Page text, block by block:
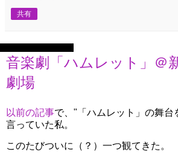
共有
音楽劇「ハムレット」＠
劇場
以前の記事で、"「ハムレット」の舞台
言っていた私。
このたびついに（？）一つ観てきた。